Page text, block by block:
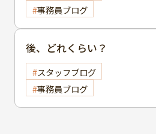
事務員ブログ
後、どれくらい？
スタッフブログ
事務員ブログ